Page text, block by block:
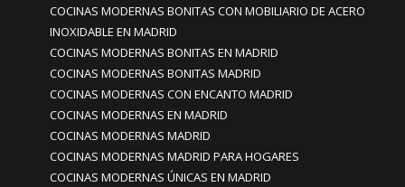
COCINAS MODERNAS BONITAS CON MOBILIARIO DE ACERO
INOXIDABLE EN MADRID
COCINAS MODERNAS BONITAS EN MADRID
COCINAS MODERNAS BONITAS MADRID
COCINAS MODERNAS CON ENCANTO MADRID
COCINAS MODERNAS EN MADRID
COCINAS MODERNAS MADRID
COCINAS MODERNAS MADRID PARA HOGARES
COCINAS MODERNAS ÚNICAS EN MADRID